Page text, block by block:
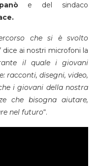
e del sindaco
che si è svolto
dice ai nostri microfoni la
il quale i giovani
racconti, disegni, video,
i giovani della nostra
che bisogna aiutare,
nel futuro“.